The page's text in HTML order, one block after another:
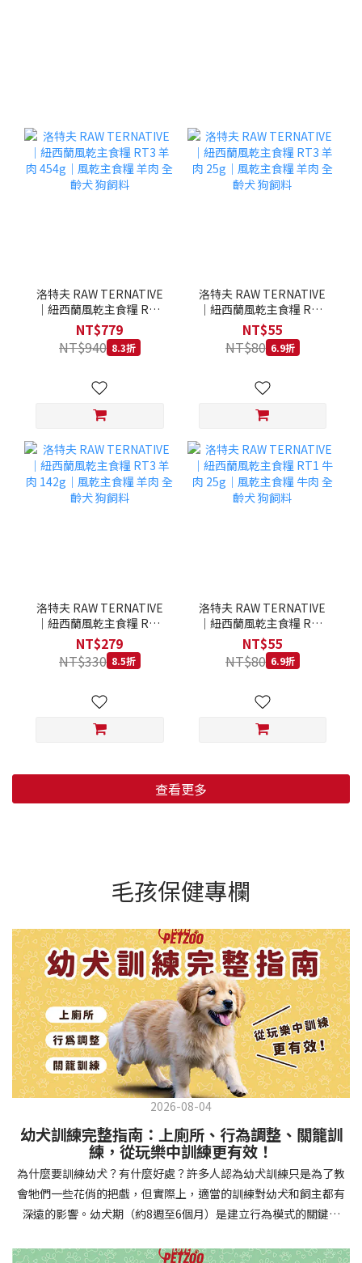
洛特夫 RAW TERNATIVE
｜紐西蘭風乾主食糧 RT3
羊肉 454g｜風乾主食糧 羊
肉 全齡犬 狗飼料
NT$779
NT$940 8.3折
洛特夫 RAW TERNATIVE
｜紐西蘭風乾主食糧 RT3
羊肉 25g｜風乾主食糧 羊
肉 全齡犬 狗飼料
NT$55
NT$80 6.9折
洛特夫 RAW TERNATIVE
｜紐西蘭風乾主食糧 RT3
羊肉 142g｜風乾主食糧 羊
肉 全齡犬 狗飼料
NT$279
NT$330 8.5折
洛特夫 RAW TERNATIVE
｜紐西蘭風乾主食糧 RT1
牛肉 25g｜風乾主食糧 牛
肉 全齡犬 狗飼料
NT$55
NT$80 6.9折
查看更多
毛孩保健專欄
2026-08-04
幼犬訓練完整指南：上廁所、行為調整、關籠訓
練，從玩樂中訓練更有效！
為什麼要訓練幼犬？有什麼好處？許多人認為幼犬訓練只是為了教
會牠們一些花俏的把戲，但實際上，適當的訓練對幼犬和飼主都有
深遠的影響。幼犬期（約8週至6個月）是建立行為模式的關鍵時
的行為問題，並建立人犬間的健康關係。 建立安全健康的生活環境